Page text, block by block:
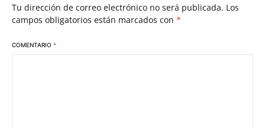
Tu dirección de correo electrónico no será publicada. Los
campos obligatorios están marcados con *
COMENTARIO *